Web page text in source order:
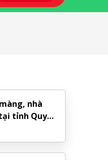
nhà
tỉnh Quy